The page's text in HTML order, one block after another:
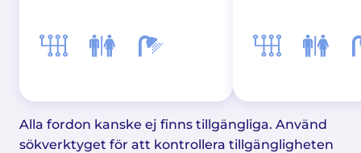
Alla fordon kanske ej finns tillgängliga. Använd
sökverktyget för att kontrollera tillgängligheten